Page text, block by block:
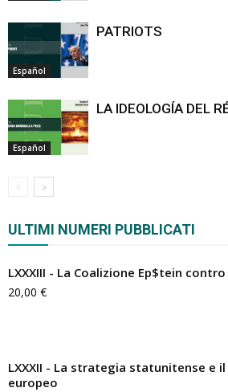
Español
PATRIOTS
Español
LA IDEOLOGÍA DEL
ULTIMI NUMERI PUBBLICATI
LXXXIII - La Coalizione Ep$tein
20,00 €
LXXXII - La strategia statunitense e
europeo